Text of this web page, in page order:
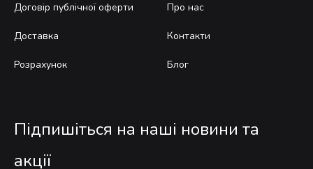
Договір публічної оферти
Доставка
Розрахунок
Про нас
Контакти
Блог
Підпишіться на наші новини та
акції